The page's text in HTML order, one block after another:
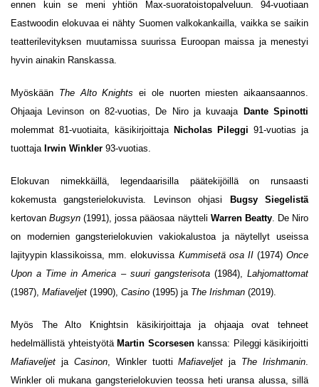
ennen kuin se meni yhtiön Max-suoratoistopalveluun. 94-vuotiaan
Eastwoodin elokuvaa ei nähty Suomen valkokankailla, vaikka se saikin
teatterilevityksen muutamissa suurissa Euroopan maissa ja menestyi
hyvin ainakin Ranskassa.
Myöskään The Alto Knights ei ole nuorten miesten aikaansaannos.
Ohjaaja Levinson on 82-vuotias, De Niro ja kuvaaja Dante Spinotti
molemmat 81-vuotiaita, käsikirjoittaja Nicholas Pileggi 91-vuotias ja
tuottaja Irwin Winkler 93-vuotias.
Elokuvan nimekkäillä, legendaarisilla päätekijöillä on runsaasti
kokemusta gangsterielokuvista. Levinson ohjasi
Bugsy Siegelistä
kertovanBugsyn (1991), jossa pääosaa näytteli Warren Beatty. De Niro
on modernien gangsterielokuvien vakiokalustoa ja näytellyt useissa
lajityypin klassikoissa, mm. elokuvissa Kummisetä osa II (1974) Once
Upon a Time in America – suuri gangsterisota(1984),Lahjomattomat
(1987), Mafiaveljet (1990), Casino (1995) ja The Irishman (2019).
Myös The Alto Knightsin käsikirjoittaja ja ohjaaja ovat tehneet
hedelmällistä yhteistyötä Martin Scorsesen kanssa: Pileggi käsikirjoitti
Mafiaveljet ja Casinon, Winkler tuottiMafiaveljet ja The Irishmanin.
Winkler oli mukana gangsterielokuvien teossa heti uransa alussa, sillä